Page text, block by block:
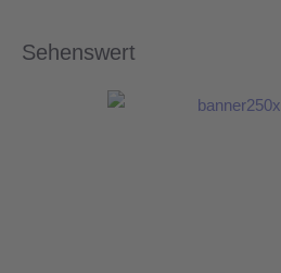
Sehenswert